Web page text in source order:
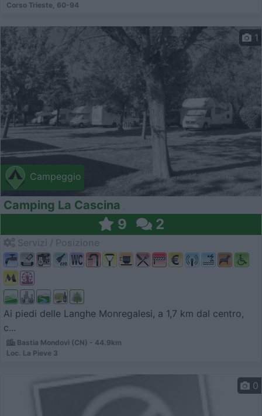
Corso Trieste, 60-94
Campeggio
1
Camping La Cascina
9 2
Ai piedi delle Langhe Monregalesi, a 1,7 km dal centro,
c...
Bastia Mondovì (CN) - 44.9km
Loc. La Pieve 3
0